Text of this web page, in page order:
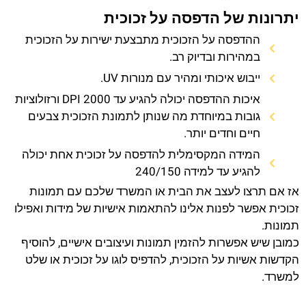
יתרונות של הדפסה על זכוכית
ההדפסה על הזכוכית מתבצעת ישירות על הזכוכית
במהירות ובדיוק רב.
ייבוש איכותי ומהיר עם מנורות UV.
איכות ההדפסה יכולה להגיע עד 2000 DPI ורזולוציות
גובות במיוחדת מה שנותן לתמונת הזכוכית צבעים
חיים וחדים יותר.
המידה המקסימלית להדפסה על זכוכית אחת יכולה
להגיע עד למידה 240/150
אז אם תרצו לעצב את הבית או המשרד שלכם עם תמונות
זכוכית אפשר לפנות אלינו להתאמות אישיות של מידות ואפילו
תמונות.
כמובן שיש אפשרות להזמין תמונות ועיצובים אישיים, להוסיף
הקדשות אשיות על הזכוכית, להדפיס לוגו על זכוכית או שלט
למשרד.